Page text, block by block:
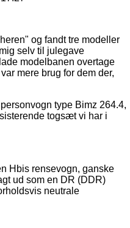
og fandt tre modeller
selv til julegave
modelbanen overtage
mere brug for dem der,
type Bimz 264.4,
togsæt vi har i
Hbis rensevogn, ganske
ud som en DR (DDR)
neutrale